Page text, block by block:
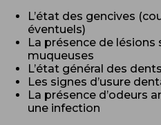
L’état des gencives
éventuels)
La présence de lésions
muqueuses
L’état général des
Les signes d’usure
La présence d’odeurs
une infection